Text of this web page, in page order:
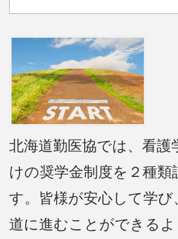
北海道勤医協では、看護
けの奨学金制度を２種類
す。皆様が安心して学び
道に進むことができる